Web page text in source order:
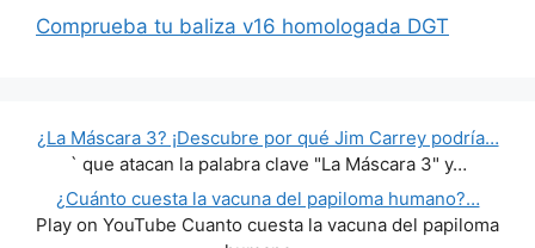
Comprueba tu baliza v16 homologada DGT
¿La Máscara 3? ¡Descubre por qué Jim Carrey podría…
` que atacan la palabra clave "La Máscara 3" y…
¿Cuánto cuesta la vacuna del papiloma humano?…
Play on YouTube Cuanto cuesta la vacuna del papiloma